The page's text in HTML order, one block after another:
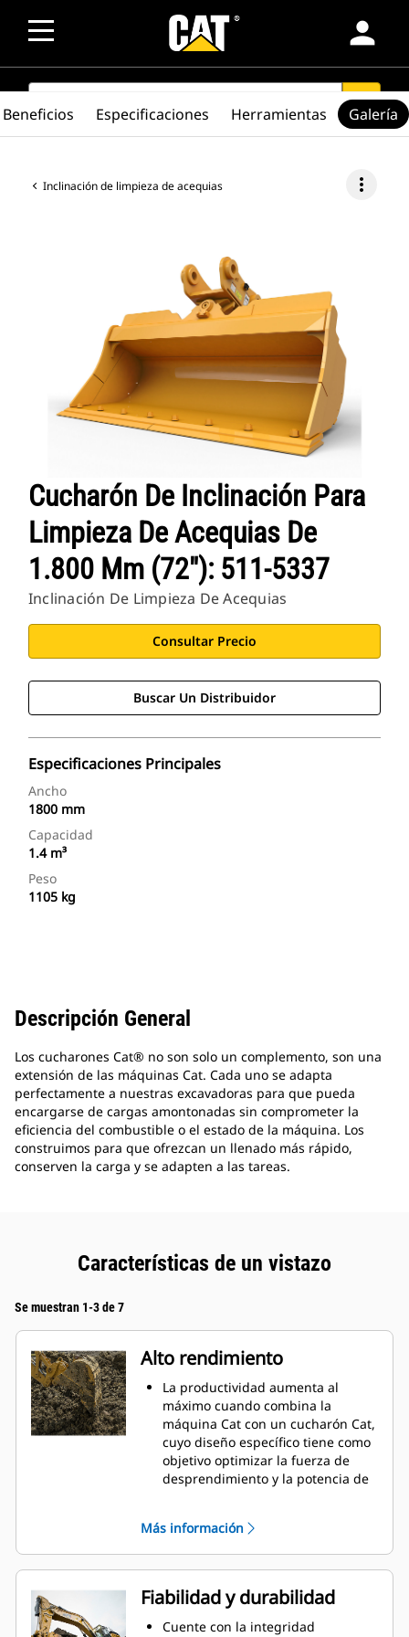
person
SEARCH search
Inclinación de limpieza de acequias more_vert
Cucharón De Inclinación Para
Limpieza De Acequias De
1.800 Mm (72"): 511-5337
Inclinación De Limpieza De Acequias
Consultar Precio
Buscar Un Distribuidor
Especificaciones Principales
Ancho
1800 mm
Capacidad
1.4 m³
Peso
1105 kg
Beneficios Especificaciones Herramientas Galería
Descripción General
Los cucharones Cat® no son solo un complemento, son una
extensión de las máquinas Cat. Cada uno se adapta
perfectamente a nuestras excavadoras para que pueda
encargarse de cargas amontonadas sin comprometer la
eficiencia del combustible o el estado de la máquina. Los
construimos para que ofrezcan un llenado más rápido,
conserven la carga y se adapten a las tareas.
Características de un vistazo
Se muestran 1-3 de 7
Alto rendimiento
La productividad aumenta al
máximo cuando combina la
máquina Cat con un cucharón Cat,
cuyo diseño específico tiene como
objetivo optimizar la fuerza de
desprendimiento y la potencia de
radio mejora el flujo de material
hacia el cucharón. El espacio libre
del talón agregado asegura que la
parte inferior del cucharón no se
arrastre, lo que reduce los costos
de mantenimiento.
Más información
Fiabilidad y durabilidad
Cuente con la integridad